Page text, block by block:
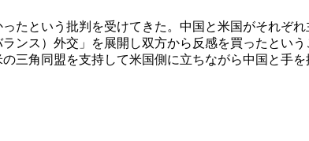
たという批判を受けてきた。中国と米国がそれぞ
ンス）外交」を展開し双方から反感を買ったとい
三角同盟を支持して米国側に立ちながら中国と手を